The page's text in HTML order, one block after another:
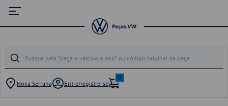
Nova Serrana Entre/registre-se
0